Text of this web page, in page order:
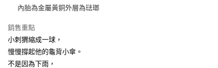
付款後全家取貨
付款後萊爾富取貨
每筆NT$60
內胎為金屬黃銅外層為琺瑯
銷售重點
小刺猬縮成一球，
慢慢撐起他的龜背小傘。
不是因為下雨，